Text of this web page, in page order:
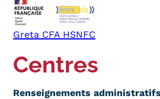
Greta CFA HSNFC
Centres
Renseignements